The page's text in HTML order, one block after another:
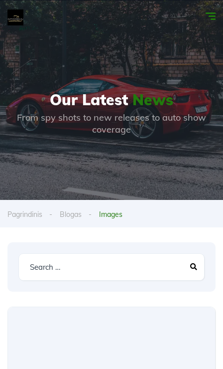
Our LatestNews
From spy shots to new releases to auto show
coverage
Pagrindinis Blogas Images